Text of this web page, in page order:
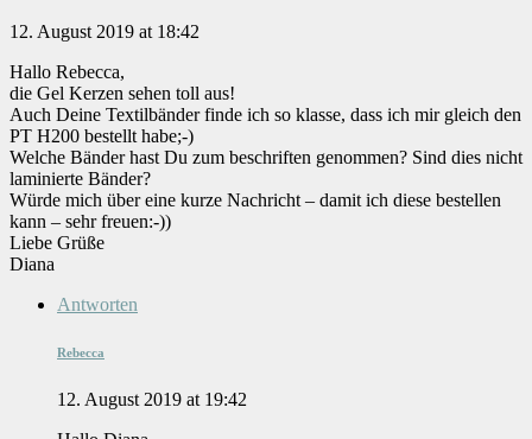
12. August 2019 at 18:42
Hallo Rebecca,
die Gel Kerzen sehen toll aus!
Auch Deine Textilbänder finde ich so klasse, dass ich mir gleich den
PT H200 bestellt habe;-)
Welche Bänder hast Du zum beschriften genommen? Sind dies nicht
laminierte Bänder?
Würde mich über eine kurze Nachricht – damit ich diese bestellen
kann – sehr freuen:-))
Liebe Grüße
Diana
Antworten
Rebecca
12. August 2019 at 19:42